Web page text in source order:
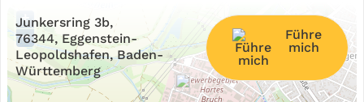
+
−
Junkersring 3b,
76344, Eggenstein-
Leopoldshafen, Baden-
Württemberg
Führe
mich